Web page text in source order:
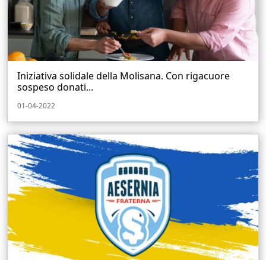
Iniziativa solidale della Molisana. Con rigacuore
sospeso donati...
01-04-2022